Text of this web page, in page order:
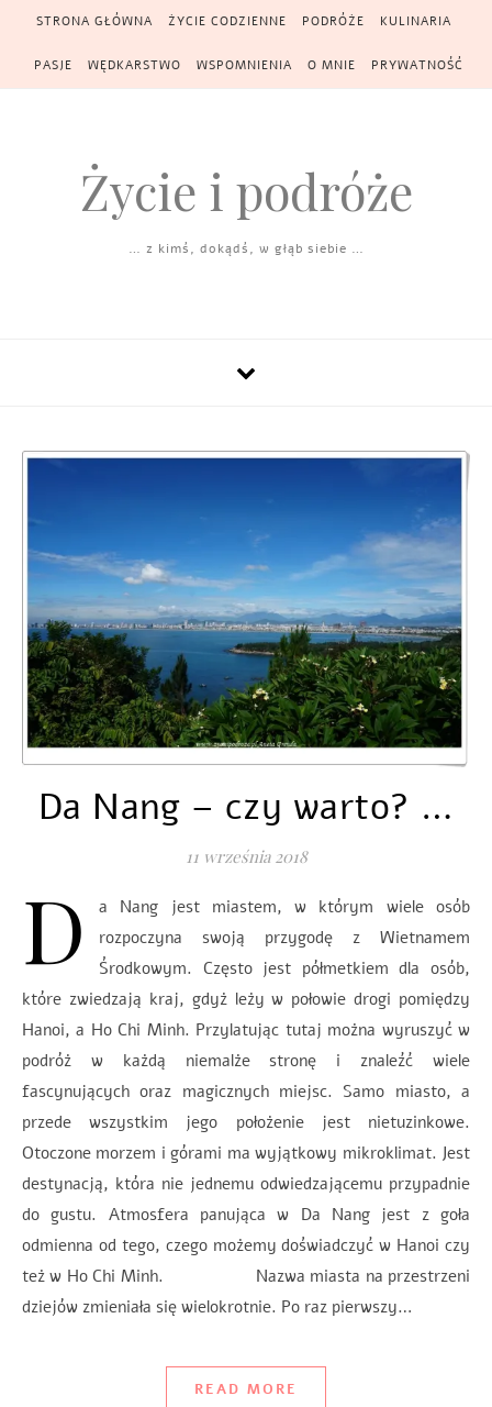
Skip to content
STRONA GŁÓWNA ŻYCIE CODZIENNE PODRÓŻE KULINARIA
PASJE WĘDKARSTWO WSPOMNIENIA O MNIE PRYWATNOŚĆ
Życie i podróże
… z kimś, dokądś, w głąb siebie …
Da Nang – czy warto? …
11 września 2018
D
a Nang jest miastem, w którym wiele osób
rozpoczyna swoją przygodę z Wietnamem
Środkowym. Często jest półmetkiem dla osób,
które zwiedzają kraj, gdyż leży w połowie drogi pomiędzy
Hanoi, a Ho Chi Minh. Przylatując tutaj można wyruszyć w
podróż w każdą niemalże stronę i znaleźć wiele
fascynujących oraz magicznych miejsc. Samo miasto, a
przede wszystkim jego położenie jest nietuzinkowe.
Otoczone morzem i górami ma wyjątkowy mikroklimat. Jest
destynacją, która nie jednemu odwiedzającemu przypadnie
do gustu. Atmosfera panująca w Da Nang jest z goła
odmienna od tego, czego możemy doświadczyć w Hanoi czy
też w Ho Chi Minh. Nazwa miasta na przestrzeni
dziejów zmieniała się wielokrotnie. Po raz pierwszy…
READ MORE